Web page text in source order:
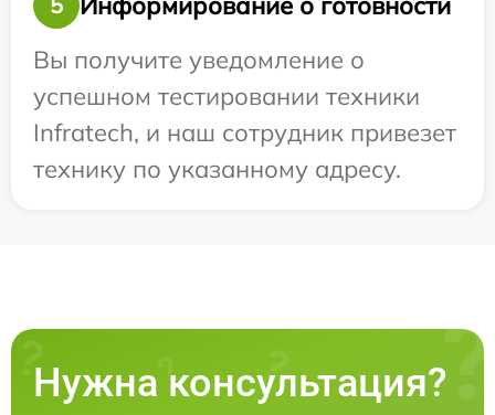
Вы получите уведомление о
успешном тестировании техники
Infratech, и наш сотрудник привезет
технику по указанному адресу.
Нужна консультация?